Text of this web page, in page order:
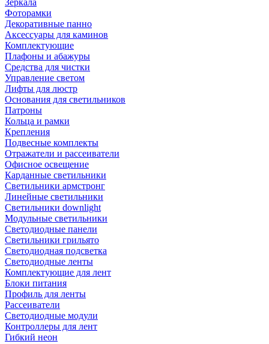
Зеркала
Фоторамки
Декоративные панно
Аксессуары для каминов
Комплектующие
Плафоны и абажуры
Средства для чистки
Управление светом
Лифты для люстр
Основания для светильников
Патроны
Кольца и рамки
Крепления
Подвесные комплекты
Отражатели и рассеиватели
Офисное освещение
Карданные светильники
Светильники армстронг
Линейные светильники
Светильники downlight
Модульные светильники
Светодиодные панели
Светильники грильято
Светодиодная подсветка
Светодиодные ленты
Комплектующие для лент
Блоки питания
Профиль для ленты
Рассеиватели
Светодиодные модули
Контроллеры для лент
Гибкий неон